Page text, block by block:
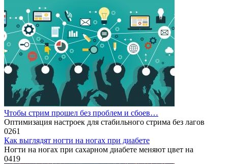
Чтобы стрим прошел без проблем и сбоев…
Оптимизация настроек для стабильного стрима без лагов
0261
Как выглядят ногти на ногах при диабете
Ногти на ногах при сахарном диабете меняют цвет на
0419